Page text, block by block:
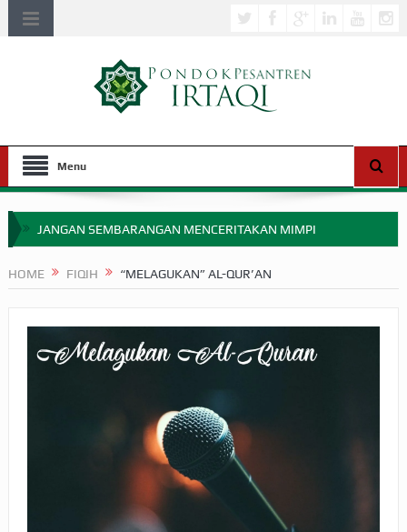
Menu
JANGAN SEMBARANGAN MENCERITAKAN MIMPI
SEBELUM TIBA SAAT WAJIB?
BAGAIMANA CARA MEMBAYAR ZAKAT UANG?
UANG HARAM BISA MENJADI HALAL JIKA SEBAB
HOME FIQIH “MELAGUKAN” AL-QUR’AN